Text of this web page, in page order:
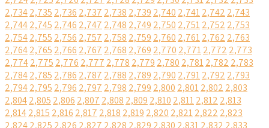
2,7342,735 2,736 2,737 2,738 2,739 2,740 2,7412,742 2,743
2,7442,745 2,746 2,747 2,748 2,749 2,750 2,7512,752 2,753
2,7542,755 2,756 2,757 2,758 2,759 2,760 2,7612,762 2,763
2,7642,765 2,766 2,767 2,768 2,769 2,770 2,7712,772 2,773
2,7742,775 2,776 2,777 2,778 2,779 2,780 2,7812,782 2,783
2,7842,785 2,786 2,787 2,788 2,789 2,790 2,7912,792 2,793
2,7942,795 2,796 2,797 2,798 2,799 2,800 2,8012,802 2,803
2,8042,805 2,806 2,807 2,808 2,809 2,810 2,8112,812 2,813
2,8142,815 2,816 2,817 2,818 2,819 2,820 2,8212,822 2,823